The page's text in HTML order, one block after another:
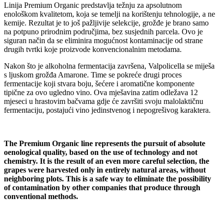
Linija Premium Organic predstavlja težnju za apsolutnom
enološkom kvalitetom, koja se temelji na korištenju tehnologije, a ne
kemije. Rezultat je to još pažljivije selekcije, grožđe je brano samo
na potpuno prirodnim područjima, bez susjednih parcela. Ovo je
siguran način da se eliminira mogućnost kontaminacije od strane
drugih tvrtki koje proizvode konvencionalnim metodama.
Nakon što je alkoholna fermentacija završena, Valpolicella se miješa
s ljuskom grožđa Amarone. Time se pokreće drugi proces
fermentacije koji stvara boju, šećere i aromatične komponente
tipične za ovo ugledno vino. Ova mješavina zatim odležava 12
mjeseci u hrastovim bačvama gdje će završiti svoju malolaktičnu
fermentaciju, postajući vino jedinstvenog i nepogrešivog karaktera.
The Premium Organic line represents the pursuit of absolute
oenological quality, based on the use of technology and not
chemistry. It is the result of an even more careful selection, the
grapes were harvested only in entirely natural areas, without
neighboring plots. This is a safe way to eliminate the possibility
of contamination by other companies that produce through
conventional methods.